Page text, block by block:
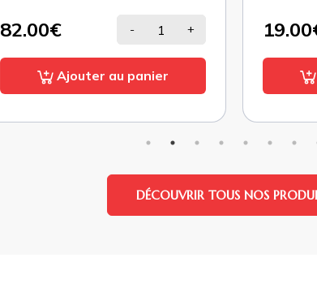
82.00€ - +
Ajouter au panier
DÉCOUVRIR TOUS NOS